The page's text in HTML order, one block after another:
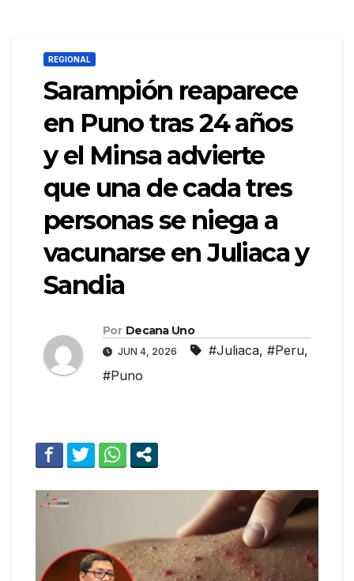
REGIONAL
Sarampión reaparece
en Puno tras 24 años
y el Minsa advierte
que una de cada tres
personas se niega a
vacunarse en Juliaca y
Sandia
Por Decana Uno
JUN 4, 2026 #Juliaca, #Peru,
#Puno